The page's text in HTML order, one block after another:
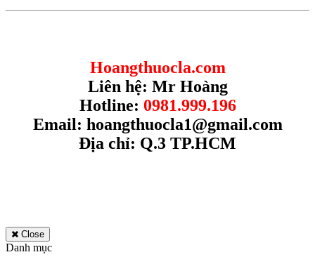
Hoangthuocla.com
Liên hệ: Mr Hoàng
Hotline: 0981.999.196
Email: hoangthuocla1@gmail.com
Địa chỉ: Q.3 TP.HCM
Close
Danh mục